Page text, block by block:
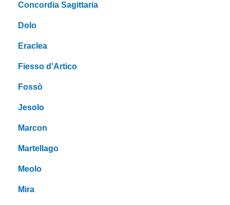
Concordia Sagittaria
Dolo
Eraclea
Fiesso d'Artico
Fossò
Jesolo
Marcon
Martellago
Meolo
Mira